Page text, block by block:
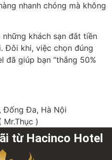
nhanh chóng mà không
khách sạn đắt tiền
Đôi khi, việc chọn đúng
đã giúp bạn “thắng 50%
Đống Đa, Hà Nội
)
từ Hacinco Hotel